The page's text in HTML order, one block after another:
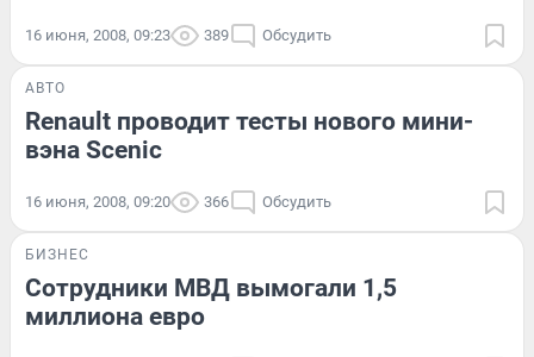
16 июня, 2008, 09:23 389 Обсудить
АВТО
Renault проводит тесты нового мини-
вэна Scenic
16 июня, 2008, 09:20 366 Обсудить
БИЗНЕС
Сотрудники МВД вымогали 1,5
миллиона евро